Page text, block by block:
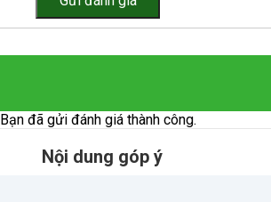
Bạn đã gửi đánh giá thành công.
Nội dung góp ý